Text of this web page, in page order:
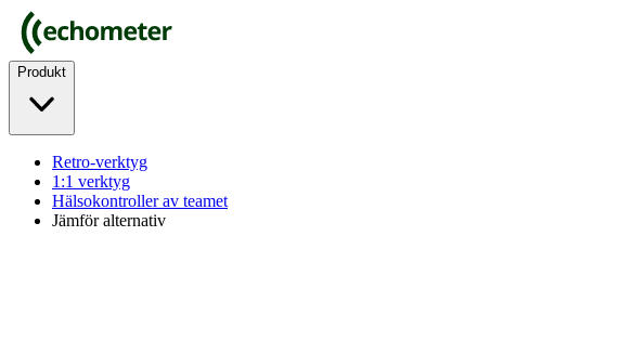
Produkt
Retro-verktyg
1:1 verktyg
Hälsokontroller av teamet
Jämför alternativ